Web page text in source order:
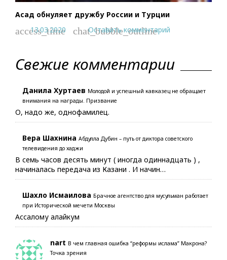
Асад обнуляет дружбу России и Турции
access_time
13.03.2020 chat_bubble_outline
Оставить комментарий
Свежие комментарии
Данила Хуртаев Молодой и успешный кавказец не обращает
внимания на награды. Призвание
О, надо же, однофамилец.
Вера Шахнина Абдулла Дубин – путь от диктора советского
телевидения до хаджи
В семь часов десять минут ( иногда одиннадцать ) ,
начиналась передача из Казани . И начин…
Шахло Исмаилова Брачное агентство для мусульман работает
при Исторической мечети Москвы
Ассалому алайкум
nart В чем главная ошибка “реформы ислама” Макрона?
Точка зрения